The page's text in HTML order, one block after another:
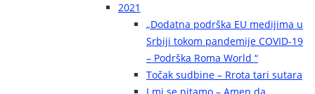
2021
„Dodatna podrška EU medijima u
Srbiji tokom pandemije COVID-19
– Podrška Roma World “
Točak sudbine – Rrota tari sutara